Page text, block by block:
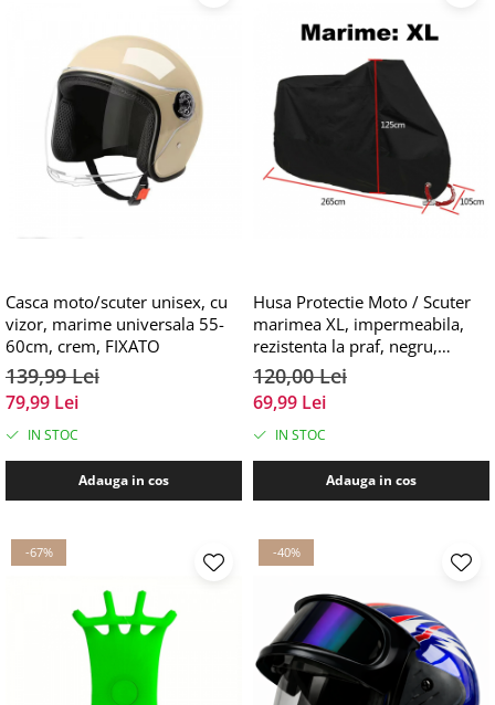
Casca moto/scuter unisex, cu
vizor, marime universala 55-
60cm, crem, FIXATO
139,99 Lei
79,99 Lei
IN STOC
Adauga in cos
Husa Protectie Moto / Scuter
marimea XL, impermeabila,
rezistenta la praf, negru,
FIXATO
120,00 Lei
69,99 Lei
IN STOC
Adauga in cos
-67% -40%